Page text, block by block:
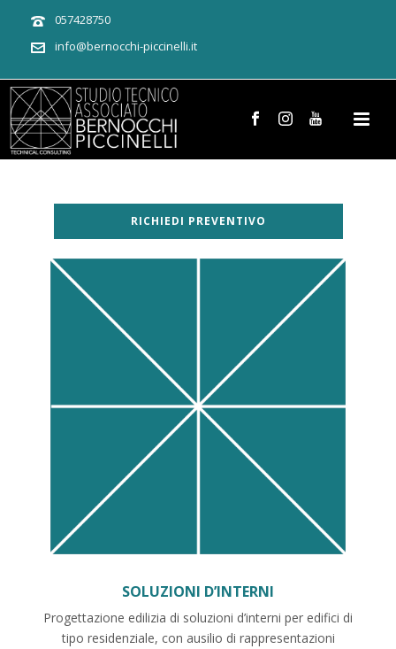
057428750
info@bernocchi-piccinelli.it
RICHIEDI PREVENTIVO
SOLUZIONI D’INTERNI
Progettazione edilizia di soluzioni d’interni per edifici di
tipo residenziale, con ausilio di rappresentazioni